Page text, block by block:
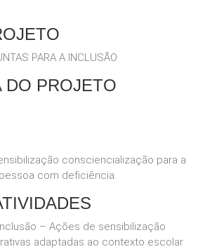
PARA A INCLUSÃO
DO PROJETO
consciencialização para a
com deficiência.
– Ações de sensibilização
adaptadas ao contexto escolar